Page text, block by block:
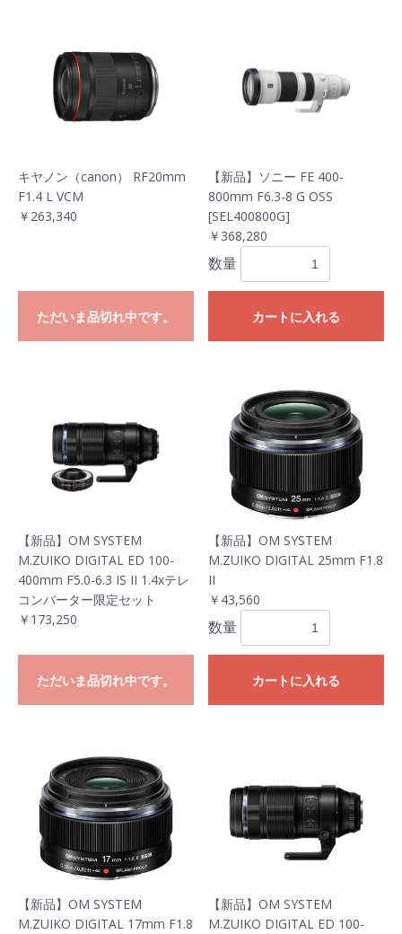
キヤノン（canon） RF20mm
F1.4 L VCM
￥263,340
ただいま品切れ中です。
【新品】ソニー FE 400-
800mm F6.3-8 G OSS
[SEL400800G]
￥368,280
数量
カートに入れる
【新品】OM SYSTEM
M.ZUIKO DIGITAL ED 100-
400mm F5.0-6.3 IS II 1.4xテレ
コンバーター限定セット
￥173,250
ただいま品切れ中です。
【新品】OM SYSTEM
M.ZUIKO DIGITAL 25mm F1.8
II
￥43,560
数量
カートに入れる
【新品】OM SYSTEM
M.ZUIKO DIGITAL 17mm F1.8
【新品】OM SYSTEM
M.ZUIKO DIGITAL ED 100-